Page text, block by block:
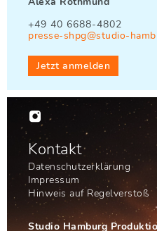
+49 40 6688-4802
presse-shpg@studio-
Jetzt anmelden

Kontakt
Datenschutzerklärung
Impressum
Hinweis auf Regelverstoß
Studio Hamburg